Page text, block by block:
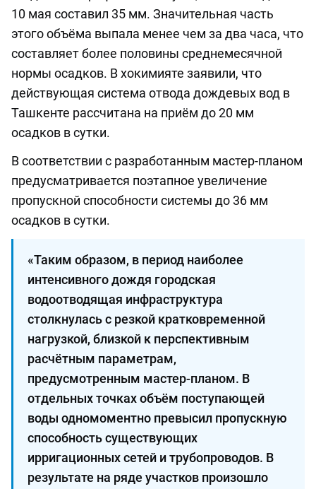
10 мая составил 35 мм. Значительная часть
этого объёма выпала менее чем за два часа, что
составляет более половины среднемесячной
нормы осадков. В хокимияте заявили, что
действующая система отвода дождевых вод в
Ташкенте рассчитана на приём до 20 мм
осадков в сутки.
В соответствии с разработанным мастер-планом
предусматривается поэтапное увеличение
пропускной способности системы до 36 мм
осадков в сутки.
«Таким образом, в период наиболее
интенсивного дождя городская
водоотводящая инфраструктура
столкнулась с резкой кратковременной
нагрузкой, близкой к перспективным
расчётным параметрам,
предусмотренным мастер-планом. В
отдельных точках объём поступающей
воды одномоментно превысил пропускную
способность существующих
ирригационных сетей и трубопроводов. В
результате на ряде участков произошло